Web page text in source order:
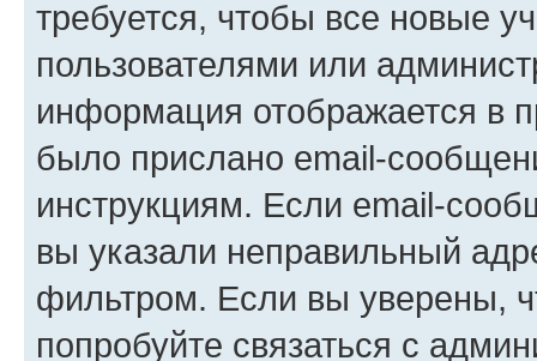
требуется, чтобы все новые
пользователями или
информация отображается в
было прислано email-
инструкциям. Если email-
вы указали неправильный
фильтром. Если вы уверены,
попробуйте связаться с